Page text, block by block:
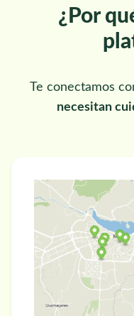
¿Por
Te conectamos
necesitan